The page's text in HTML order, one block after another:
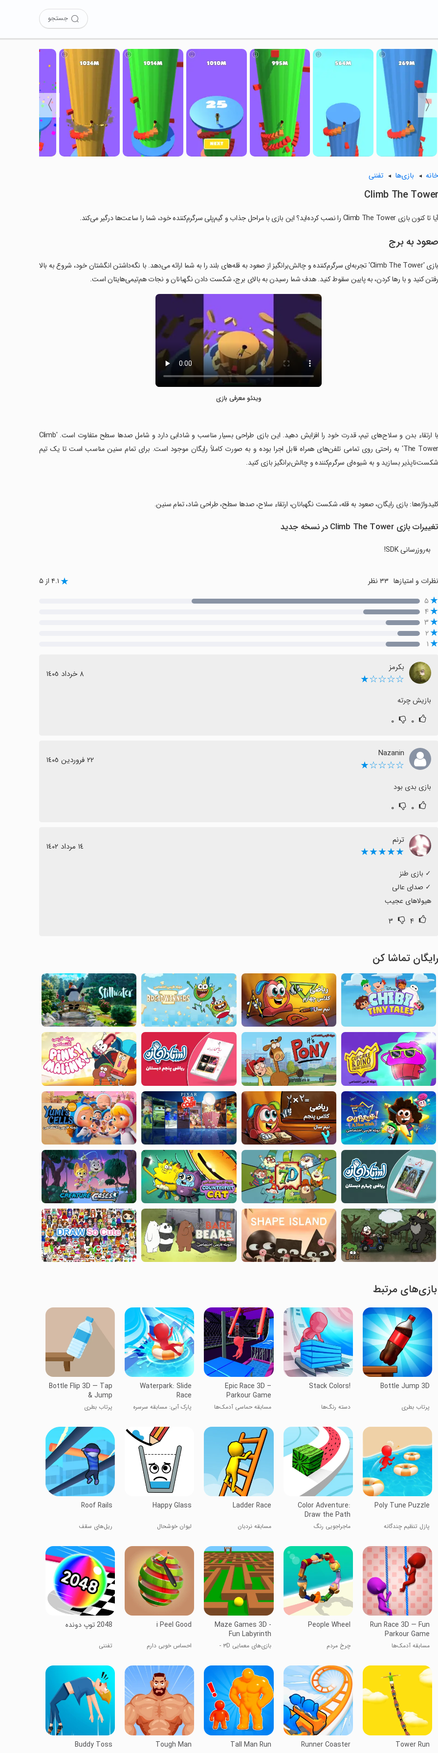
جستجو
〈
〉
خانه بازی‌ها تفننی
Climb The Tower
آیا تا کنون بازی Climb The Tower را نصب کرده‌اید؟ این بازی با مراحل جذاب و گیم‌پلی سرگرم‌کننده خود، شما را ساعت‌ها درگیر می‌کند.
صعود به برج
بازی 'Climb The Tower' تجربه‌ای سرگرم‌کننده و چالش‌برانگیز از صعود به قله‌های بلند را به شما ارائه می‌دهد. با نگه‌داشتن انگشتان خود، شروع به بالا
رفتن کنید و با رها کردن، به پایین سقوط کنید. هدف شما رسیدن به بالای برج، شکست دادن نگهبانان و نجات هم‌تیمی‌هایتان است.
ویدئو معرفی بازی
‏با ارتقاء بدن و سلاح‌های تیم، قدرت خود را افزایش دهید. این بازی طراحی بسیار مناسب و شادابی دارد و شامل صدها سطح متفاوت است. 'Climb
The Tower' به راحتی روی تمامی تلفن‌های همراه قابل اجرا بوده و به صورت کاملاً رایگان موجود است. برای تمام سنین مناسب است تا یک تیم
شکست‌ناپذیر بسازید و به شیوه‌ای سرگرم‌کننده و چالش‌برانگیز بازی کنید.
‏کلیدواژه‌ها: بازی رایگان، صعود به قله، شکست نگهبانان، ارتقاء سلاح، صدها سطح، طراحی شاد، تمام سنین.
تغییرات بازی Climb The Tower در نسخه جدید
به‌روزرسانی SDK!
نظرات و امتیازها ۴.۱ از ۵
۵
۴
۳
۲
۱
بکرمز
☆☆☆☆★ ٨ خرداد ١٤٠٥
بازیش چرته
۰ ۰
Nazanin
☆☆☆☆★ ٢٢ فروردین ١٤٠٥
بازی بدی بود
۰ ۰
ترنم
★★★★★ ١٤ مرداد ١٤٠٢
هیولاهای عجیب
۴ ۳
رایگان تماشا کن
بازی‌های مرتبط
Bottle Jump 3D
پرتاب بطری
Stack Colors!
دسته رنگ‌ها
Epic Race 3D –
Parkour Game
مسابقه حماسی آدمک‌ها
Waterpark: Slide
Race
پارک آبی: مسابقه سرسره
Bottle Flip 3D — Tap
& Jump
پرتاب بطری
Poly Tune Puzzle
پازل تنظیم چندگانه
Color Adventure:
Draw the Path
ماجراجویی رنگ
Ladder Race
مسابقه نردبان
Happy Glass
لیوان خوشحال
Roof Rails
ریل‌های سقف
Run Race 3D — Fun
Parkour Game
مسابقه آدمک‌ها
People Wheel
چرخ مردم
Maze Games 3D -
Fun Labyrinth
بازی‌های معمایی ۳D -
i Peel Good
احساس خوبی دارم تفننی
Tower Run
Runner Coaster
Tall Man Run
Tough Man
Buddy Toss